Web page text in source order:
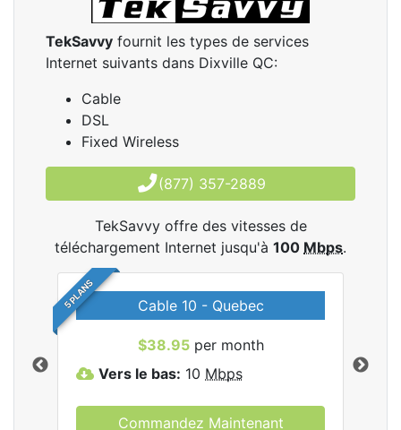
TekSavvy fournit les types de services
Internet suivants dans Dixville QC:
Cable
DSL
Fixed Wireless
(877) 357-2889
TekSavvy offre des vitesses de
téléchargement Internet jusqu'à 100 Mbps.
5 PLANS Cable 10 - Quebec
$38.95per month
Vers le bas: 10 Mbps
Commandez Maintenant